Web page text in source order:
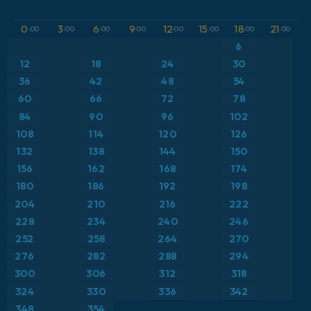
ICON Alemania 2 km
Caribe
Escandinavia
Estados Unidos
Europa
Francia
Grecia
Islandia
Anomalía de temperatura a 850 hPa
Precipitación, nubes y presión
Presión
Temperatura a 2 m
Temperatura a 500 hPa
Temperatura a 850 hPa
Viento a 10 m
0 :00 3:00 6:00 9:00 12:00 15 :00 18:00 21:00
6
12 18 24
30
36
42 48
54
60
66 72
78
84
90 96
102
108
114 120
126
132
138 144 150
156 162 168 174
180 186 192
198
204
210 216
222
228
234 240
246
252
258 264 270
276 282 288 294
300 306 312
318
324
330 336
342